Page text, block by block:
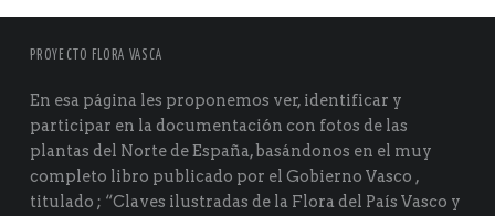
ORCHIDACEAE"
PROYECTO FLORA VASCA
En esa página les proponemos ver, identificar y
participar en la documentación con fotos de las
plantas del Norte de España, basándonos en el muy
completo libro publicado por el Gobierno Vasco ,
titulado ; “Claves ilustradas de la Flora del País Vasco y